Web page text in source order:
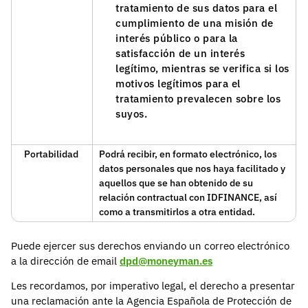
tratamiento de sus datos para el
cumplimiento de una misión de
interés público o para la
satisfacción de un interés
legítimo, mientras se verifica si los
motivos legítimos para el
tratamiento prevalecen sobre los
suyos.
Portabilidad
Podrá recibir, en formato electrónico, los
datos personales que nos haya facilitado y
aquellos que se han obtenido de su
relación contractual con IDFINANCE, así
como a transmitirlos a otra entidad.
Puede ejercer sus derechos enviando un correo electrónico
a la dirección de email dpd@moneyman.es
Les recordamos, por imperativo legal, el derecho a presentar
una reclamación ante la Agencia Española de Protección de